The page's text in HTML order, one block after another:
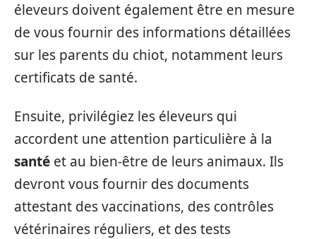
éleveurs doivent également être en mesure
de vous fournir des informations détaillées
sur les parents du chiot, notamment leurs
certificats de santé.
Ensuite, privilégiez les éleveurs qui
accordent une attention particulière à la
santé et au bien-être de leurs animaux. Ils
devront vous fournir des documents
attestant des vaccinations, des contrôles
vétérinaires réguliers, et des tests